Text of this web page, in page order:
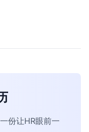
份让HR眼前一